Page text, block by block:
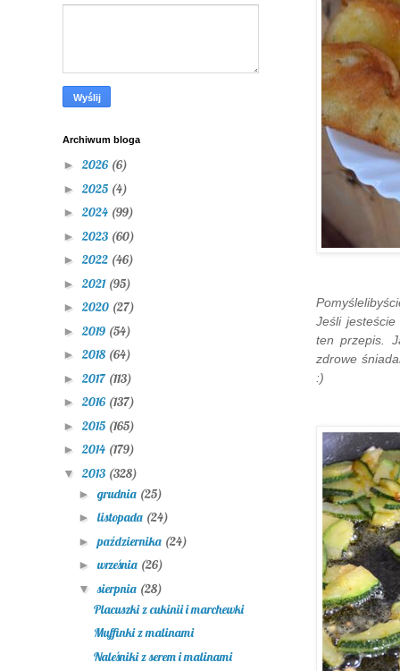
Jeśli jesteście
ten przepis.
zdrowe
:)
Archiwum bloga
►2026 (6)
► 2025 (4)
►2024 (99)
► 2023 (60)
►2022 (46)
► 2021 (95)
►2020 (27)
► 2019 (54)
►2018 (64)
► 2017 (113)
►2016 (137)
► 2015 (165)
►2014 (179)
▼ 2013 (328)
►grudnia (25)
► listopada (24)
►października (24)
► września (26)
▼sierpnia (28)
Placuszki z cukinii i marchewki
Muffinki z malinami
Naleśniki z serem i malinami